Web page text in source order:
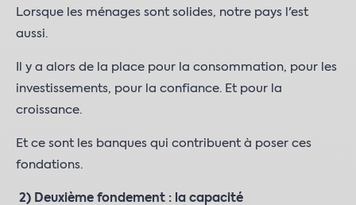
Lorsque les ménages sont solides, notre pays l'est
aussi.
Il y a alors de la place pour la consommation, pour les
investissements, pour la confiance. Et pour la
croissance.
Et ce sont les banques qui contribuent à poser ces
fondations.
2) Deuxième fondement : la capacité